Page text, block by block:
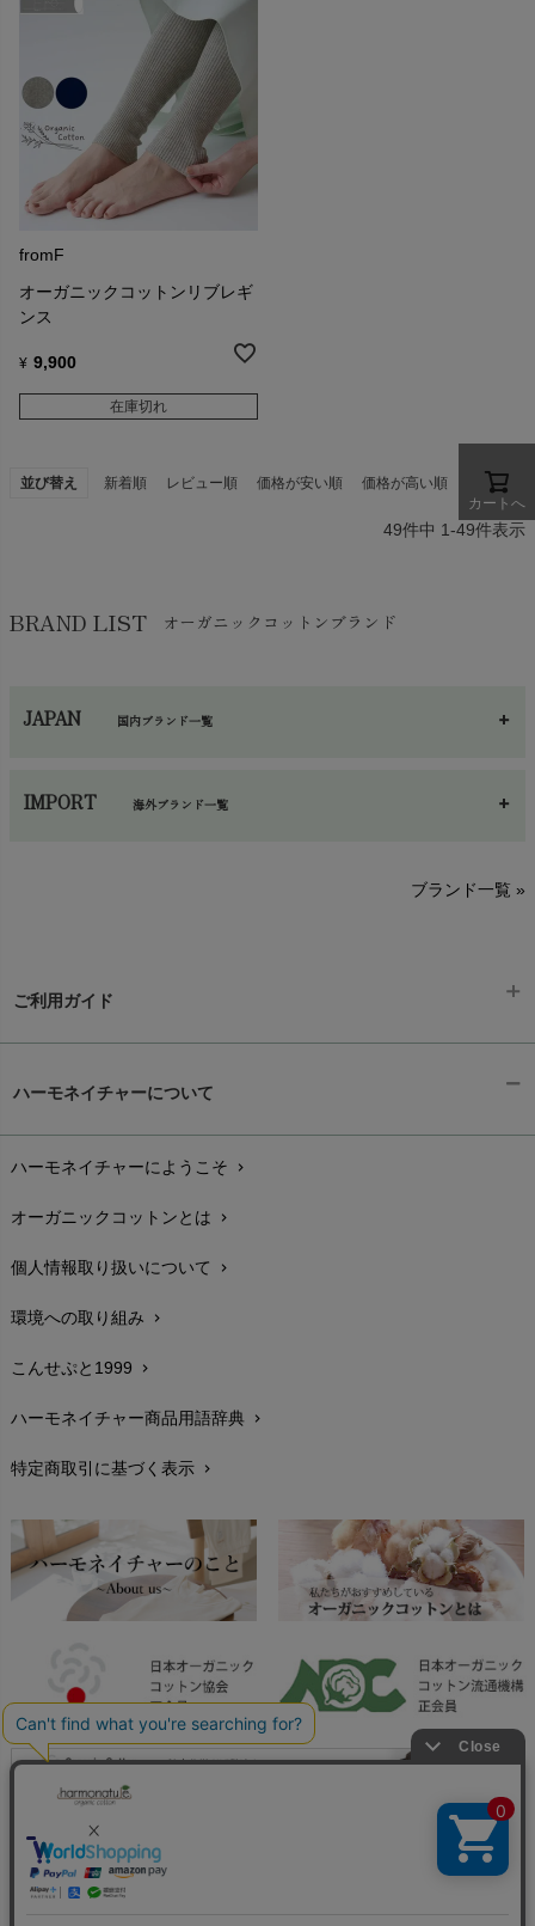
fromF
オーガニックコットンリブレギ
ンス
¥ 9,900
在庫切れ
並び替え 新着順 レビュー順 価格が安い順 価格が高い順
49件中 1-49件表示
BRAND LIST オーガニックコットンブランド
JAPAN 国内ブランド一覧
生活アートクラブ
nanadecor（ナナデェコール）
ぬくぐるみ工房
Haruulala（ハルウララ）
Pantyliners Organics（パンティライナーズ）
plantia（プランティア）
PRISTINE（プリスティン）
IMPORT海外ブランド一覧
kidscase（キッズケース）
LITTLE INDIANS（リトルインディアンズ）
maggies（マギーズ）
MAINIO（マイニオ）
MAUD N LIL（モード・ン・リル）
maxomorra（マクソモーラ）
Molo（モロ）
My Little Cozmo（マイリトルコズモ）
NATURAPURA（ナチュラプラ）
Nukleus（ニュクレス）
ブランド一覧 »
カートへ
ご利用ガイド
配送と送料chevron_right
在庫状況と発送予定chevron_right
サイズ・寸法chevron_right
生地・素材chevron_right
お手入れについて
レビューを書こうchevron_right
返品交換chevron_right
FAXでのご注文
お問い合わせchevron_right
ハーモネイチャーについて
ハーモネイチャーにようこそ chevron_right
オーガニックコットンとは chevron_right
個人情報取り扱いについて chevron_right
環境への取り組み chevron_right
こんせぷと1999 chevron_right
ハーモネイチャー商品用語辞典 chevron_right
特定商取引に基づく表示 chevron_right